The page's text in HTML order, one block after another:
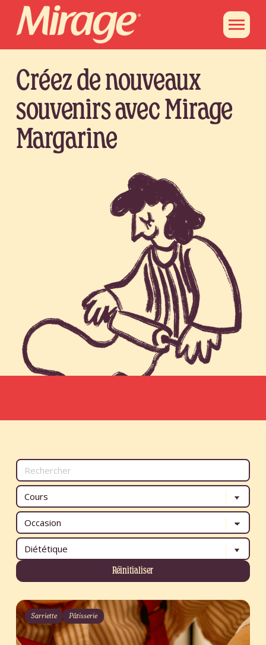
Créez de nouveaux
souvenirs avec Mirage
Margarine
Réinitialiser
Sarriette Pâtisserie